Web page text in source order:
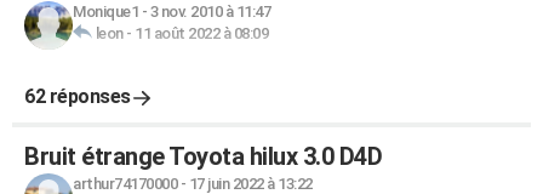
Monique1 - 3 nov. 2010 à 11:47
leon- 11 août 2022 à 08:09
62 réponses
Bruit étrange Toyota hilux 3.0 D4D
arthur74170000- 17 juin 2022 à 13:22